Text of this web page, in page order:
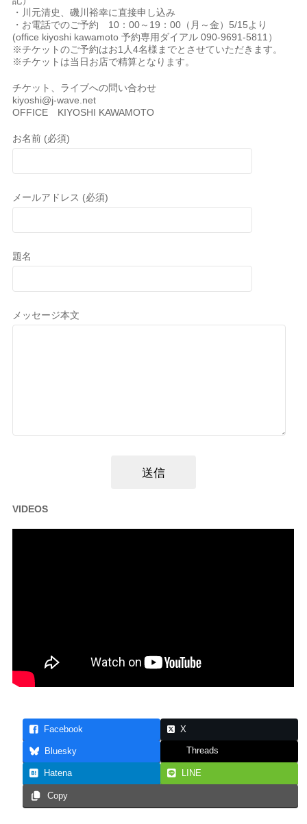
・川元清史、磯川裕幸に直接申し込み
・お電話でのご予約 10：00～19：00（月～金）5/15より
(office kiyoshi kawamoto 予約専用ダイアル 090-9691-5811）
※チケットのご予約はお1人4名様までとさせていただきます。
※チケットは当日お店で精算となります。
チケット、ライブへの問い合わせ
kiyoshi@j-wave.net
OFFICE KIYOSHI KAWAMOTO
お名前 (必須)
メールアドレス (必須)
題名
メッセージ本文
VIDEOS
Facebook X
Bluesky Threads
Hatena LINE
Copy